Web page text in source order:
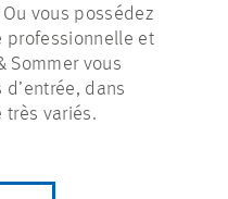
vous possédez
professionnelle et
Sommer vous
dans
très variés.